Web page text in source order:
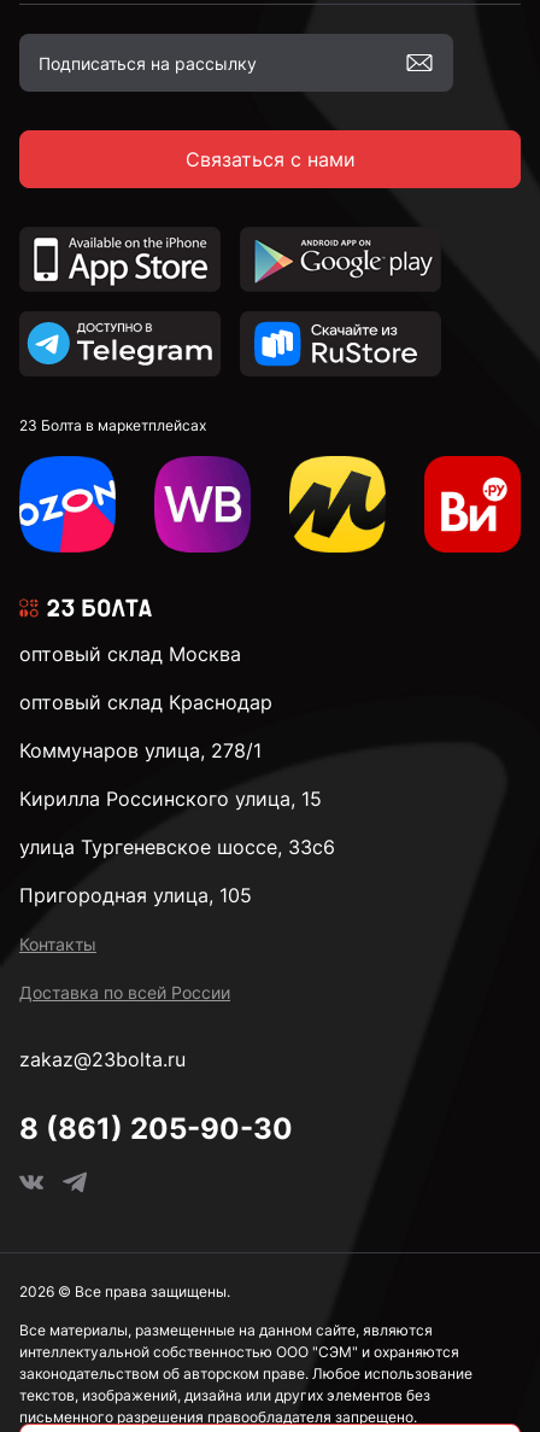
Связаться с нами
23 Болта в маркетплейсах
оптовый склад Москва
оптовый склад Краснодар
Коммунаров улица, 278/1
Кирилла Россинского улица, 15
улица Тургеневское шоссе, 33с6
Пригородная улица, 105
Контакты
Доставка по всей России
zakaz@23bolta.ru
8 (861) 205-90-30
Все материалы, размещенные на данном сайте, являются
интеллектуальной собственностью ООО "СЭМ" и охраняются
законодательством об авторском праве. Любое использование
текстов, изображений, дизайна или других элементов без
письменного разрешения правообладателя запрещено.
2026 © Все права защищены.